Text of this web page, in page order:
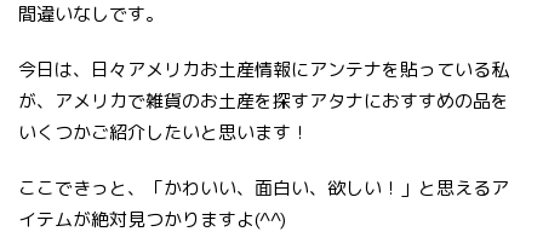
間違いなしです。
今日は、日々アメリカお土産情報にアンテナを貼っている私
が、アメリカで雑貨のお土産を探すアタナにおすすめの品を
いくつかご紹介したいと思います！
ここできっと、「かわいい、面白い、欲しい！」と思えるア
イテムが絶対見つかりますよ(^^)